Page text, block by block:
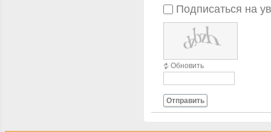
Подписаться на
Обновить
Отправить